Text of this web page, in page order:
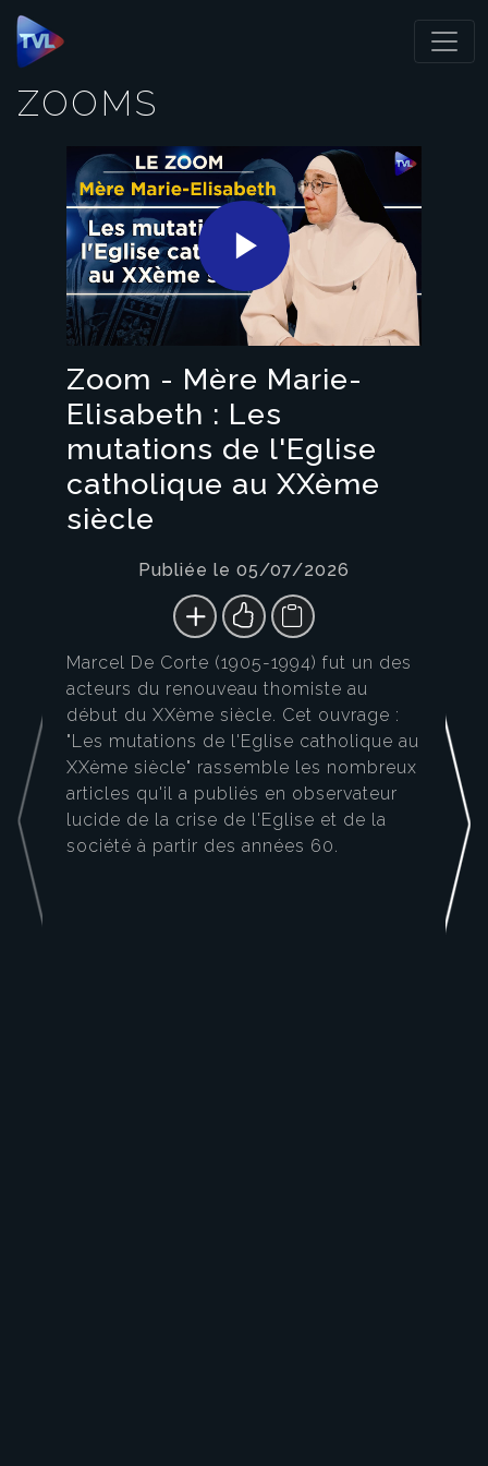
Panneau de gestion des cookies
ZOOMS
Play
Video
Zoom - Mère Marie-
Elisabeth : Les
mutations de l'Eglise
catholique au XXème
siècle
Publiée le 05/07/2026
Marcel De Corte (1905-1994) fut un des
acteurs du renouveau thomiste au
début du XXème siècle. Cet ouvrage :
"Les mutations de l'Eglise catholique au
XXème siècle" rassemble les nombreux
articles qu'il a publiés en observateur
lucide de la crise de l'Eglise et de la
société à partir des années 60.